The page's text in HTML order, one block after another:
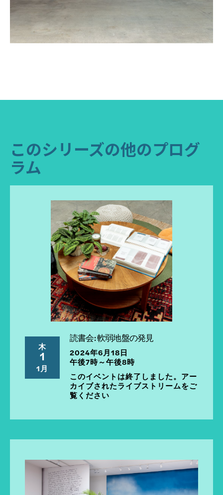
このシリーズの他のプログ
ラム
木
1
1月
読書会: 軟弱地盤の発見
2024年6月18日
午後7時～午後8時
このイベントは終了しました。アー
カイブされたライブストリームをご
覧ください